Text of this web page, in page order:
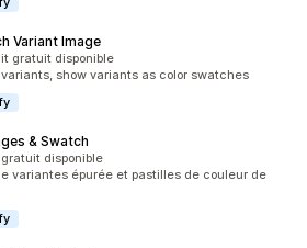
Variant Image
gratuit disponible
show variants as color swatches
& Swatch
disponible
variantes épurée et pastilles de couleur de